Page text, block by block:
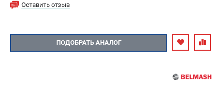
Оставить отзыв
ПОДОБРАТЬ АНАЛОГ